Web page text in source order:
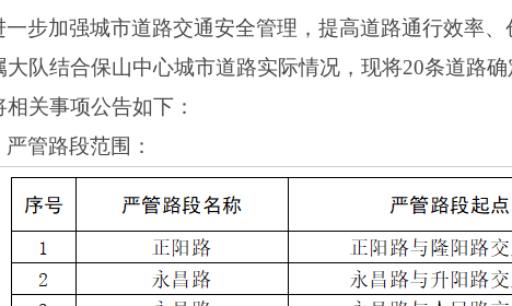
一步加强城市道路交通安全管理，提高道路通行效率
大队结合保山中心城市道路实际情况，现将20条道路
关事项公告如下：
严管路段范围：